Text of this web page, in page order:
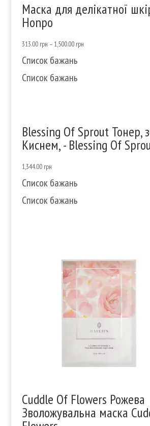
Маска для делікатної
Honpo
313.00 грн – 1,500.00 грн
Список бажань
Список бажань
Blessing Of Sprout Тонер,
Киснем, - Blessing Of
1,344.00 грн
Список бажань
Список бажань
Cuddle Of Flowers Рожева
Зволожувальна маска